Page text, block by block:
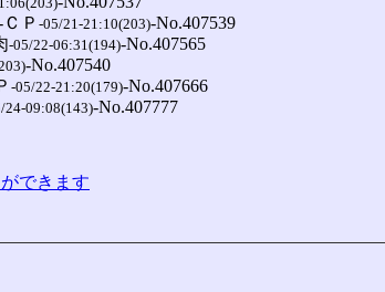
ＣＰ -05/21-21:10(203)-No.407539
-05/22-06:31(194)-No.407565
-No.407540
-05/22-21:20(179)-No.407666
24-09:08(143)-No.407777
できます